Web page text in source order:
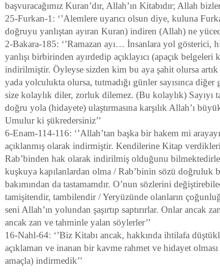
başvuracağımız Kuran’dır, Allah’ın Kitabıdır; Allah
25-Furkan-1: ‘’Alemlere uyarıcı olsun diye, kuluna
doğruyu yanlıştan ayıran Kuran) indiren (Allah) ne
2-Bakara-185: ‘’Ramazan ayı… İnsanlara yol gösterici,
yanlışı birbirinden ayırdedip açıklayıcı (apaçık
indirilmiştir. Öyleyse sizden kim bu aya şahit olursa
yada yolculukta olursa, tutmadığı günler sayısınca
size kolaylık diler, zorluk dilemez. (Bu kolaylık) Sayıyı
doğru yola (hidayete) ulaştırmasına karşılık Allah’ı
Umulur ki şükredersiniz’’
6-Enam-114-116: ‘’Allah’tan başka bir hakem mi
açıklanmış olarak indirmiştir. Kendilerine Kitap
Rab’binden hak olarak indirilmiş olduğunu
kuşkuya kapılanlardan olma / Rab’binin sözü doğruluk
bakımından da tastamamdır. O’nun sözlerini
tamişitendir, tambilendir / Yeryüzünde olanların
seni Allah’ın yolundan şaşırtıp saptırırlar. Onlar ancak
ancak zan ve tahminle yalan söylerler’’
16-Nahl-64: ‘’Biz Kitabı ancak, hakkında ihtilafa
açıklaman ve inanan bir kavme rahmet ve hidayet olması
amaçla) indirmedik’’